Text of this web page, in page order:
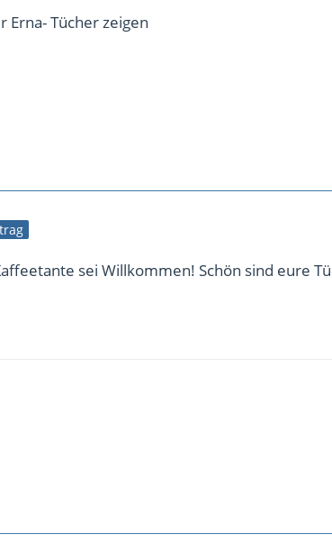
Erna- Tücher zeigen
sei Willkommen! Schön sind eure